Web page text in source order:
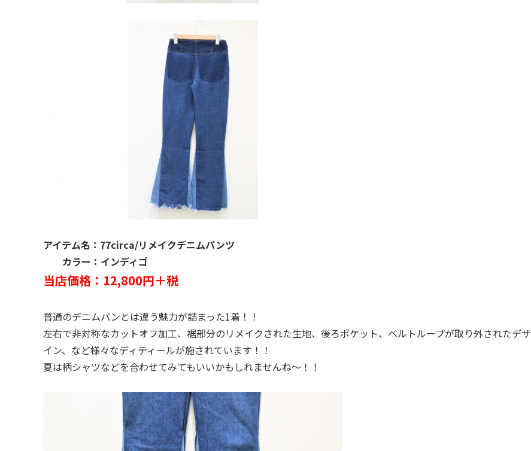
アイテム名：77circa/リメイクデニムパンツ
カラー：インディゴ
当店価格：12,800円＋税
普通のデニムパンとは違う魅力が詰まった1着！！
左右で非対称なカットオフ加工、裾部分のリメイクされた生地、後ろポケット、ベルトループが取り外されたデザ
イン、など様々なディティールが施されています！！
夏は柄シャツなどを合わせてみてもいいかもしれませんね〜！！